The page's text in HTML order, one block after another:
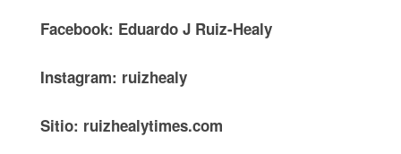
Facebook: Eduardo J Ruiz-Healy
Instagram: ruizhealy
Sitio: ruizhealytimes.com